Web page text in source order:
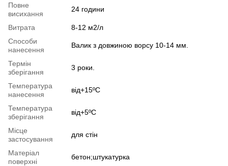
Повне
висихання
24 години
Витрата
8-12 м2/л
Способи
нанесення
Валик з довжиною ворсу 10-14 мм.
Термін
зберігання
3 роки.
Температура
нанесення
від+15ºС
Температура
зберігання
від+5ºC
Місце
застосування
для стін
Матеріал
поверхні
бетон;штукатурка